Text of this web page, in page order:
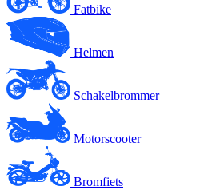
Fatbike
Helmen
Schakelbrommer
Motorscooter
Bromfiets